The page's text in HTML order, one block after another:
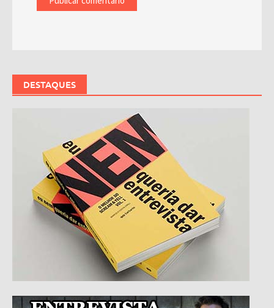
DESTAQUES